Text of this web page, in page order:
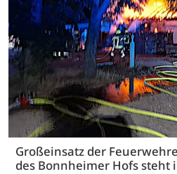
Großeinsatz der
des Bonnheimer Hofs steht